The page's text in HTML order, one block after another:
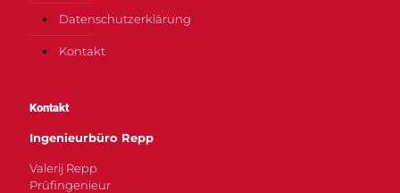
Datenschutzerklärung
Kontakt
Kontakt
Ingenieurbüro Repp
Valerij Repp
Prüfingenieur